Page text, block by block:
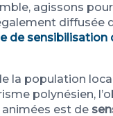
agissons
diffusée
de sensibilisation
la population
polynésien,
est de